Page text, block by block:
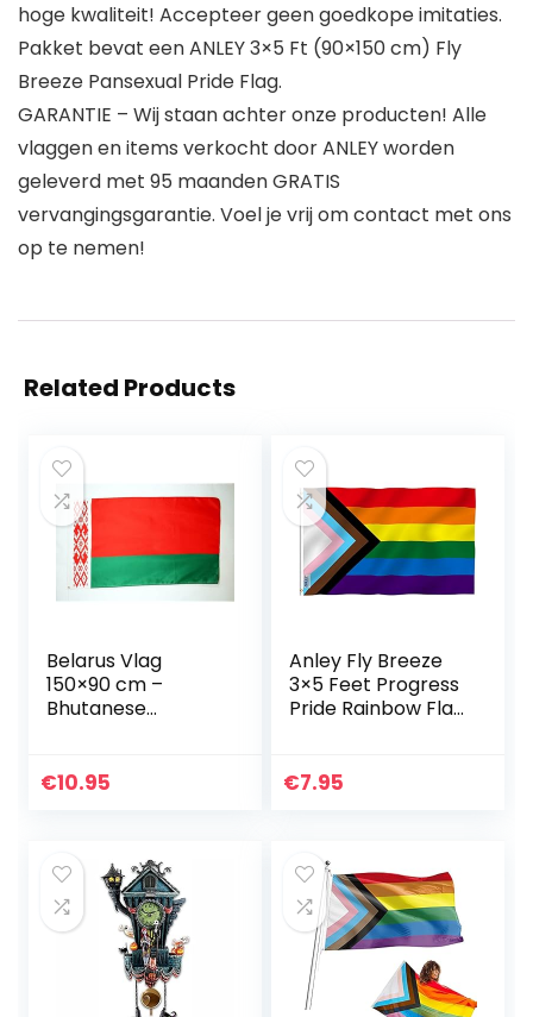
hoge kwaliteit! Accepteer geen goedkope imitaties.
Pakket bevat een ANLEY 3×5 Ft (90×150 cm) Fly
Breeze Pansexual Pride Flag.
GARANTIE – Wij staan achter onze producten! Alle
vlaggen en items verkocht door ANLEY worden
geleverd met 95 maanden GRATIS
vervangingsgarantie. Voel je vrij om contact met ons
op te nemen!
Related Products
Belarus Vlag
150×90 cm –
Bhutanese
ft Hoge kwaliteit –
€10.95
Anley Fly Breeze
3×5 Feet Progress
Pride Rainbow Flag
vervagingsbesten
€7.95